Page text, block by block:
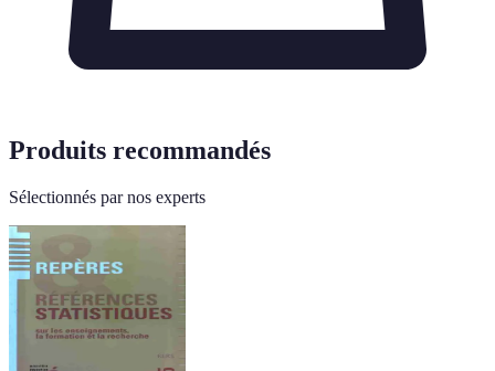
Produits recommandés
Sélectionnés par nos experts